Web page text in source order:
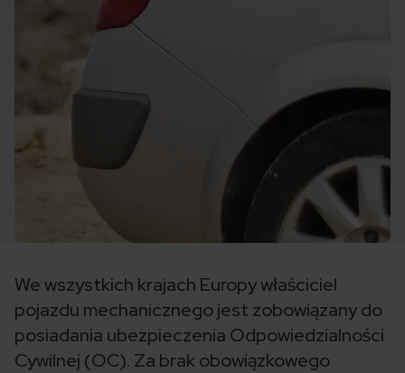
We wszystkich krajach Europy właściciel
pojazdu mechanicznego jest zobowiązany do
posiadania ubezpieczenia Odpowiedzialności
Cywilnej (OC). Za brak obowiązkowego